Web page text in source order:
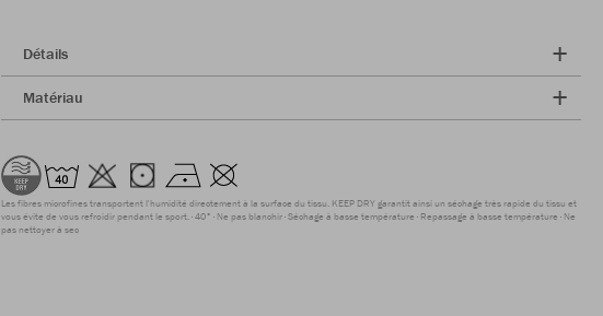
Détails
Matériau
Les fibres microfines transportent l'humidité directement à la surface du tissu. KEEP DRY garantit ainsi un séchage très rapide du tissu et
vous évite de vous refroidir pendant le sport. 40° Ne pas blanchir Séchage à basse température Repassage à basse température Ne
pas nettoyer à sec